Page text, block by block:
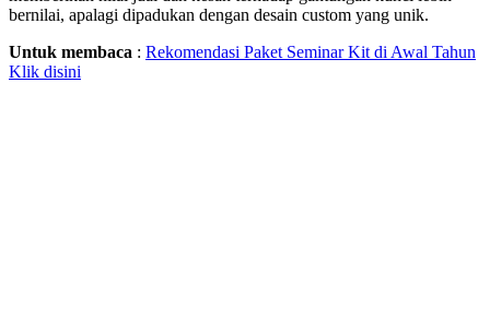
bernilai, apalagi dipadukan dengan desain custom yang unik.
Untuk membaca : Rekomendasi Paket Seminar Kit di Awal Tahun
Klik disini